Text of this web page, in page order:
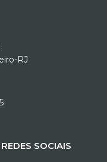
RJ
SOCIAIS